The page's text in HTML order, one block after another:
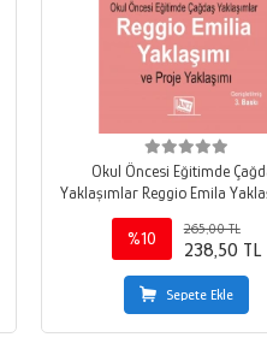
Okul Öncesi Eğitimde
Yaklaşımlar Reggio Emila
Proje Yaklaşımı
%10
265,00 TL
238,50 TL
Sepete Ekle